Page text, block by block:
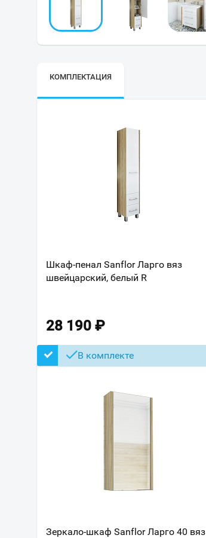
КОМПЛЕКТАЦИЯ
Шкаф-пенал Sanflor Ларго вяз
швейцарский, белый R
28 190 ₽
В комплекте
Зеркало-шкаф Sanflor Ларго 40 вяз